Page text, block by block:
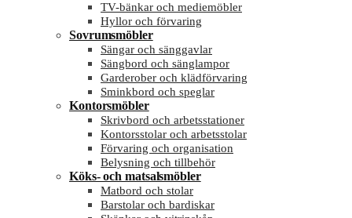
TV-bänkar och mediemöbler
Hyllor och förvaring
Sovrumsmöbler
Sängar och sänggavlar
Sängbord och sänglampor
Garderober och klädförvaring
Sminkbord och speglar
Kontorsmöbler
Skrivbord och arbetsstationer
Kontorsstolar och arbetsstolar
Förvaring och organisation
Belysning och tillbehör
Köks- och matsalsmöbler
Matbord och stolar
Barstolar och bardiskar